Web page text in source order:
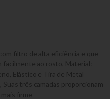
filtro de alta eficiência e que
facilmente ao rosto Material:
Elástico e Tira de Metal
Suas três camadas proporcionam
firme